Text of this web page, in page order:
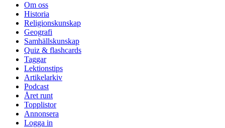
Om oss
Historia
Religionskunskap
Geografi
Samhällskunskap
Quiz & flashcards
Taggar
Lektionstips
Artikelarkiv
Podcast
Året runt
Topplistor
Annonsera
Logga in